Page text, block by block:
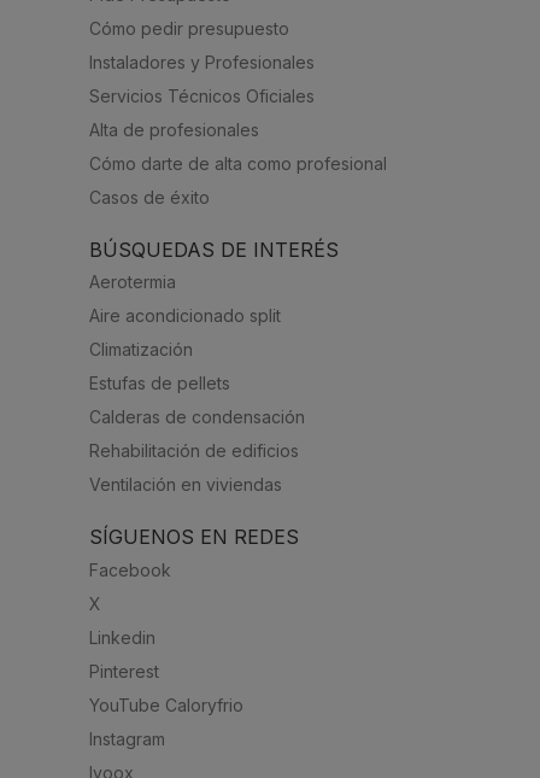
Cómo pedir presupuesto
Instaladores y Profesionales
Servicios Técnicos Oficiales
Alta de profesionales
Cómo darte de alta como profesional
Casos de éxito
BÚSQUEDAS DE INTERÉS
Aerotermia
Aire acondicionado split
Climatización
Estufas de pellets
Calderas de condensación
Rehabilitación de edificios
Ventilación en viviendas
SÍGUENOS EN REDES
Facebook
X
Linkedin
Pinterest
YouTube Caloryfrio
Instagram
Ivoox